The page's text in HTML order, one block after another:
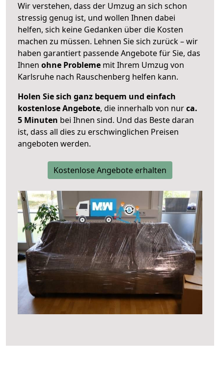
Wir verstehen, dass der Umzug an sich schon
stressig genug ist, und wollen Ihnen dabei
helfen, sich keine Gedanken über die Kosten
machen zu müssen. Lehnen Sie sich zurück – wir
haben garantiert passende Angebote für Sie, das
Ihnen ohne Probleme mit Ihrem Umzug von
Karlsruhe nach Rauschenberg helfen kann.
Holen Sie sich ganz bequem und einfach
kostenlose Angebote, die innerhalb von nurca.
5 Minuten bei Ihnen sind. Und das Beste daran
ist, dass all dies zu erschwinglichen Preisen
angeboten werden.
Kostenlose Angebote erhalten